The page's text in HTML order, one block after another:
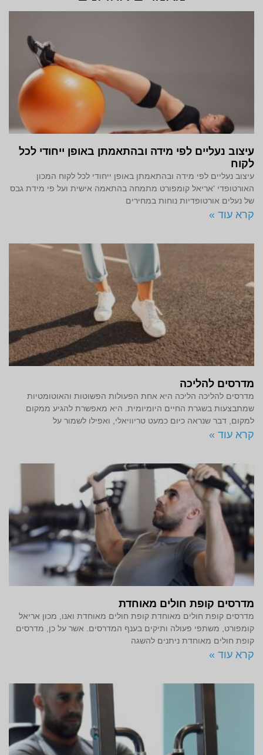
עיצוב נעליים לפי מידה ובהתאמתן באופן ייחודי לכל
לקוח
עיצוב נעליים לפי מידה ובהתאמתן באופן ייחודי לכל לקוח המכון
האורטופדי ‘אריאל קומפורט מתמחה בהתאמה אישית ועל פי מידת גבס
של נעלים אורטופדיות נוחות במחירים
קרא עוד »
מדרסים להליכה
מדרסים להליכה הליכה היא אחת הפעולות הפשוטות והאוטומטיות
שמתבצעות בשגרת החיים היומיומית. היא מאפשרת להגיע ממקום
למקום, דבר שנראה כיום כמעט טריוויאלי, ואפילו לשמור על
קרא עוד »
מדרסים קופת חולים מאוחדת
מדרסים קופת חולים מאוחדת קופת חולים מאוחדת ואנו, מכון אריאל
קומפורט, משתפי פעולה ותיקים בענף המדרסים. אשר על כן, מדרסים
קופת חולים מאוחדת ניתנים להשגה
קרא עוד »